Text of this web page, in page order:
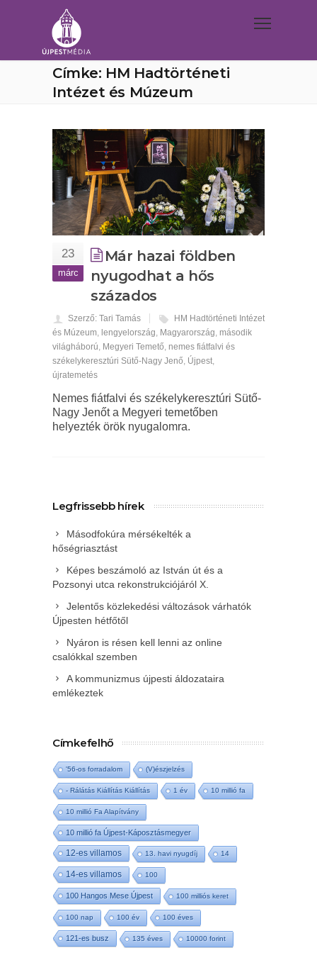
Címke: HM Hadtörténeti
Intézet és Múzeum
23
márc
Már hazai földben
nyugodhat a hős
százados
Szerző: Tari Tamás
HM Hadtörténeti Intézet
és Múzeum, lengyelország, Magyarország, második
világháború, Megyeri Temető, nemes fiátfalvi és
székelykeresztúri Sütő-Nagy Jenő, Újpest,
újratemetés
Nemes fiátfalvi és székelykeresztúri Sütő-
Nagy Jenőt a Megyeri temetőben
helyezték örök nyugalomra.
Legfrissebb hírek
Másodfokúra mérsékelték a
hőségriasztást
Képes beszámoló az István út és a
Pozsonyi utca rekonstrukciójáról X.
Jelentős közlekedési változások várhatók
Újpesten hétfőtől
Nyáron is résen kell lenni az online
csalókkal szemben
A kommunizmus újpesti áldozataira
emlékeztek
Címkefelhő
'56-os forradalom (V)észjelzés
- Rálátás Kiállítás Kiállítás 1 év 10 millió fa
10 millió Fa Alapítvány
10 millió fa Újpest-Káposztásmegyer
12-es villamos 13. havi nyugdíj 14
14-es villamos 100
100 Hangos Mese Újpest 100 milliós keret
100 nap 100 év 100 éves
121-es busz 135 éves 10000 forint